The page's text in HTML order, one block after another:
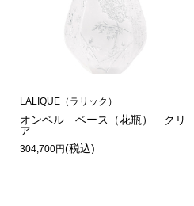
LALIQUE（ラリック）
オンベル ベース（花瓶） クリ
ア
304,700円(税込)